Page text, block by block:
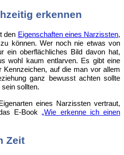
erkennen
den Eigenschaften eines Narzissten,
können. Wer noch nie etwas von
ein oberflächliches Bild davon hat,
wohl kaum entlarven. Es gibt eine
Kennzeichen, auf die man vor allem
ganz bewusst achten sollte
sollten.
eines Narzissten vertraut,
E-Book„Wie erkenne ich einen
Zeit